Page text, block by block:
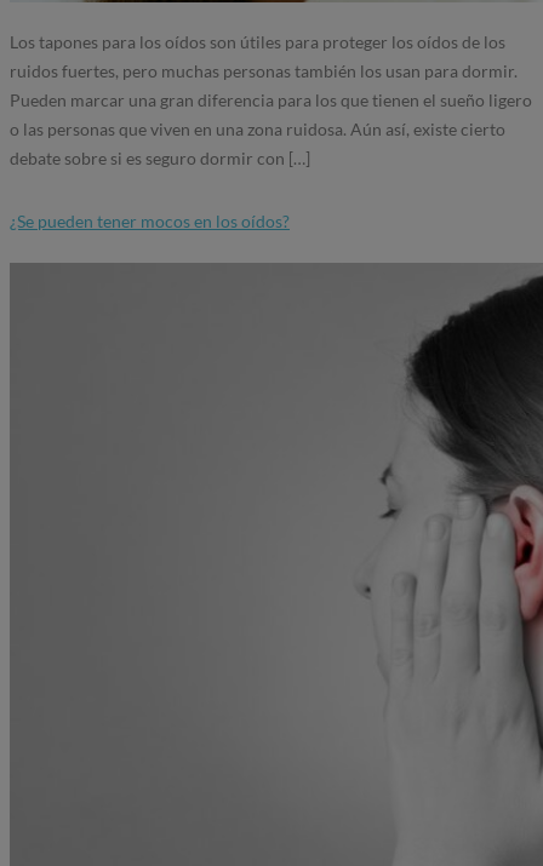
Los tapones para los oídos son útiles para proteger los oídos de los
ruidos fuertes, pero muchas personas también los usan para dormir.
Pueden marcar una gran diferencia para los que tienen el sueño ligero
o las personas que viven en una zona ruidosa. Aún así, existe cierto
debate sobre si es seguro dormir con […]
¿Se pueden tener mocos en los oídos?